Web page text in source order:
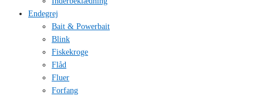
Endegrej
Bait & Powerbait
Blink
Fiskekroge
Flåd
Fluer
Forfang